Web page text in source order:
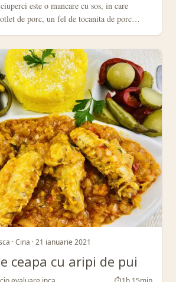
este o mancare cu sos, in care
de porc, un fel de tocanita de porc…
· Cina · 21 ianuarie 2021
ceapa cu aripi de pui